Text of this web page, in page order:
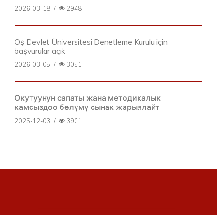
2026-03-18 / 2948
Oş Devlet Üniversitesi Denetleme Kurulu için
başvurular açık
2026-03-05 / 3051
Окутуунун сапаты жана методикалык
камсыздоо бөлүмү сынак жарыялайт
2025-12-03 / 3901